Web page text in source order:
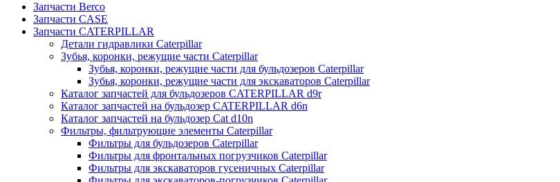
Запчасти Berco
Запчасти CASE
Запчасти CATERPILLAR
Детали гидравлики Caterpillar
Зубья, коронки, режущие части Caterpillar
Зубья, коронки, режущие части для бульдозеров Caterpillar
Зубья, коронки, режущие части для экскаваторов Caterpillar
Каталог запчастей для бульдозеров CATERPILLAR d9r
Каталог запчастей на бульдозер CATERPILLAR d6n
Каталог запчастей на бульдозер Сat d10n
Фильтры, фильтрующие элементы Caterpillar
Фильтры для бульдозеров Caterpillar
Фильтры для фронтальных погрузчиков Caterpillar
Фильтры для экскаваторов гусеничных Caterpillar